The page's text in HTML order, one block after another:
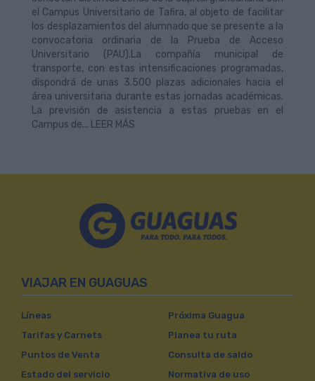
el Campus Universitario de Tafira, al objeto de facilitar
los desplazamientos del alumnado que se presente a la
convocatoria ordinaria de la Prueba de Acceso
Universitario (PAU).La compañía municipal de
transporte, con estas intensificaciones programadas,
dispondrá de unas 3.500 plazas adicionales hacia el
área universitaria durante estas jornadas académicas.
La previsión de asistencia a estas pruebas en el
Campus de... LEER MÁS
VIAJAR EN GUAGUAS
Líneas
Tarifas y Carnets
Puntos de Venta
Estado del servicio
Próxima Guagua
Planea tu ruta
Consulta de saldo
Normativa de uso